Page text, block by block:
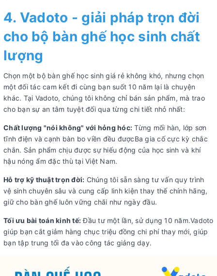
4. Vadoto - giải pháp trọn đời
cho bộ bàn ghế học sinh chất
lượng
Chọn một bộ bàn ghế học sinh giá rẻ không khó, nhưng chọn
một đối tác cam kết đi cùng bạn suốt 10 năm lại là chuyện
khác. Tại Vadoto, chúng tôi không chỉ bán sản phẩm, mà trao
cho bạn sự an tâm tuyệt đối qua từng chi tiết nhỏ nhất:
Chất lượng "nói không" với hỏng hóc: Từng mối hàn, lớp sơn
tĩnh điện và cạnh bàn bo viền đều đượcBa gia cố cực kỳ chắc
chắn. Sản phẩm chịu được sự hiếu động của học sinh và khí
hậu nóng ẩm đặc thù tại Việt Nam.
Hỗ trợ kỹ thuật trọn đời: Chúng tôi sẵn sàng tư vấn quy trình
vệ sinh chuyên sâu và cung cấp linh kiện thay thế chính hãng,
giữ cho bàn ghế luôn vững chãi như ngày đầu.
Tối ưu bài toán kinh tế:Đầu tư một lần, sử dụng 10 năm.Vadoto
giúp bạn cắt giảm hàng chục triệu đồng chi phí thay mới, giúp
bạn tập trung tối đa vào công tác giảng dạy.